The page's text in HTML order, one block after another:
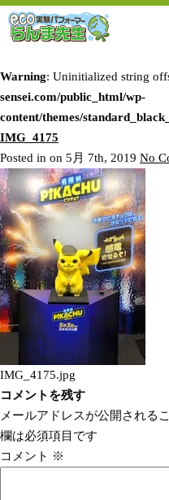
Warning: Uninitialized string
sensei.com/public_html/wp-
content/themes/
IMG_4175
Posted in on 5月 7th, 2019 No
IMG_4175.jpg
コメントを残す
メールアドレスが公開される
欄は必須項目です
コメント ※